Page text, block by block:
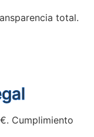
total.
Cumplimiento